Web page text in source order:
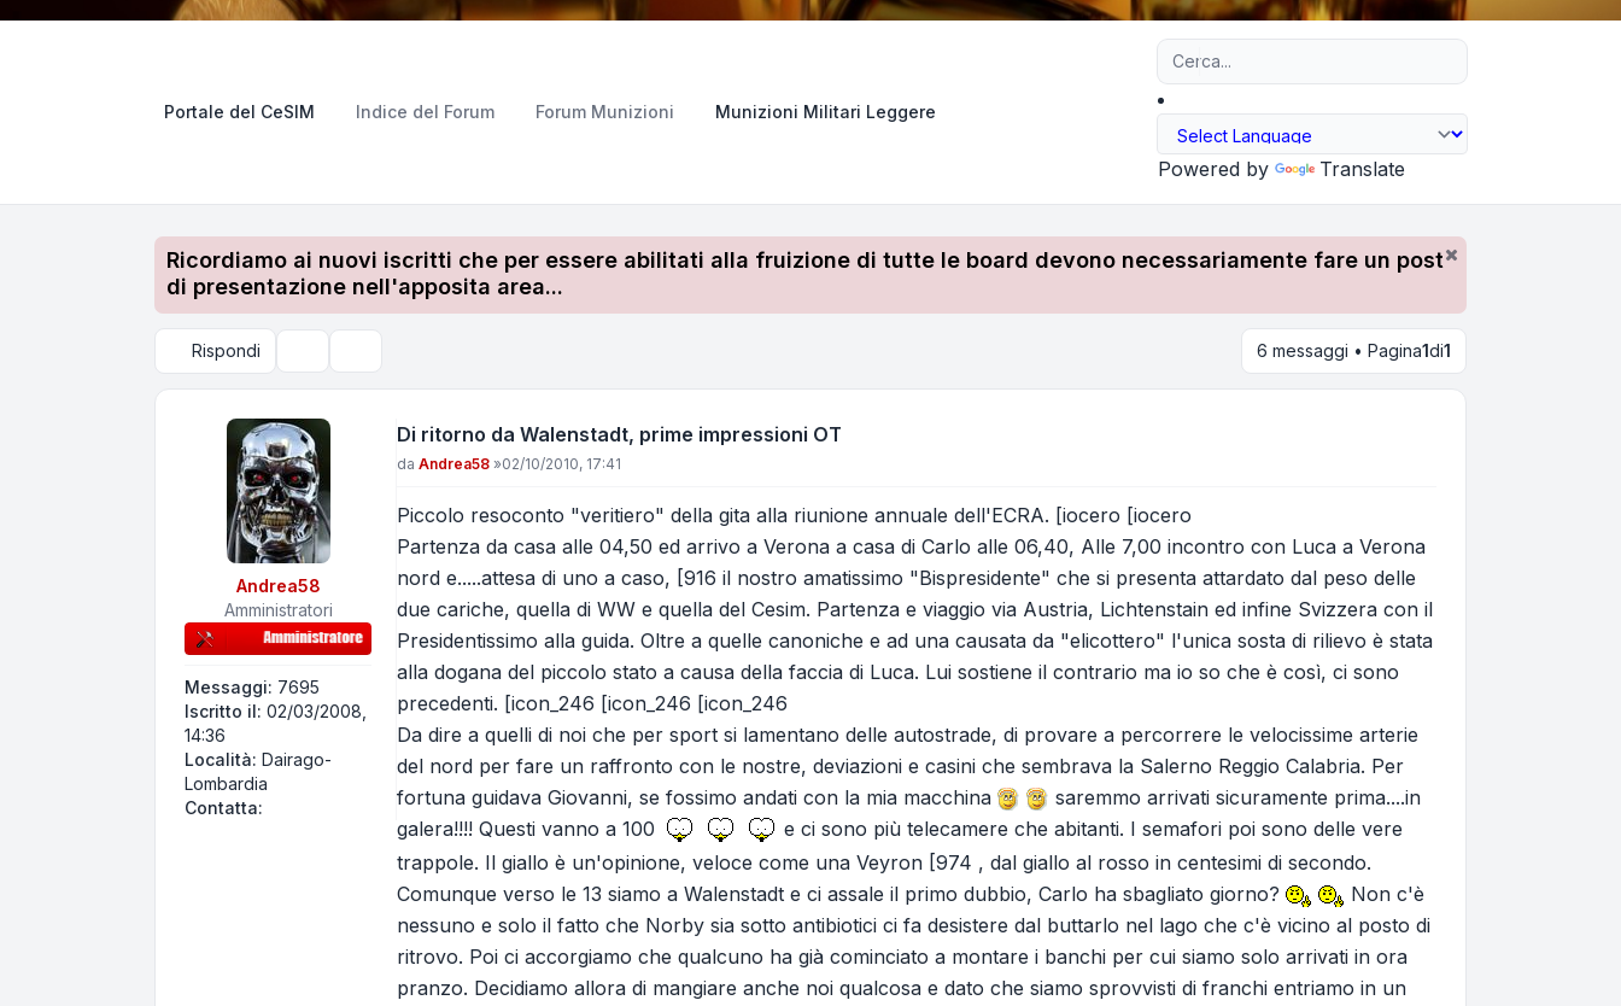
Portale del CeSIM Indice del Forum Forum Munizioni Munizioni Militari Leggere
Powered by Translate
Ricordiamo ai nuovi iscritti che per essere abilitati alla fruizione di tutte le board devono necessariamente fare un post
di presentazione nell'apposita area...
Rispondi 6 messaggi • Pagina1di1
Andrea58
Amministratori
Messaggi: 7695
Iscritto il: 02/03/2008,
14:36
Località: Dairago-
Lombardia
Contatta:
Contatta Andrea58
Di ritorno da Walenstadt, prime impressioni OT
Messaggio
da Andrea58 »02/10/2010, 17:41
Piccolo resoconto "veritiero" della gita alla riunione annuale dell'ECRA. [iocero [iocero
Partenza da casa alle 04,50 ed arrivo a Verona a casa di Carlo alle 06,40, Alle 7,00 incontro con Luca a Verona
nord e.....attesa di uno a caso, [916 il nostro amatissimo "Bispresidente" che si presenta attardato dal peso delle
due cariche, quella di WW e quella del Cesim. Partenza e viaggio via Austria, Lichtenstain ed infine Svizzera con il
Presidentissimo alla guida. Oltre a quelle canoniche e ad una causata da "elicottero" l'unica sosta di rilievo è stata
alla dogana del piccolo stato a causa della faccia di Luca. Lui sostiene il contrario ma io so che è così, ci sono
precedenti. [icon_246 [icon_246 [icon_246
Da dire a quelli di noi che per sport si lamentano delle autostrade, di provare a percorrere le velocissime arterie
del nord per fare un raffronto con le nostre, deviazioni e casini che sembrava la Salerno Reggio Calabria. Per
fortuna guidava Giovanni, se fossimo andati con la mia macchina
saremmo arrivati sicuramente prima....in
galera!!!! Questi vanno a 100
e ci sono più telecamere che abitanti. I semafori poi sono delle vere
trappole. Il giallo è un'opinione, veloce come una Veyron [974 , dal giallo al rosso in centesimi di secondo.
Comunque verso le 13 siamo a Walenstadt e ci assale il primo dubbio, Carlo ha sbagliato giorno?
Non c'è
nessuno e solo il fatto che Norby sia sotto antibiotici ci fa desistere dal buttarlo nel lago che c'è vicino al posto di
ritrovo. Poi ci accorgiamo che qualcuno ha già cominciato a montare i banchi per cui siamo solo arrivati in ora
pranzo. Decidiamo allora di mangiare anche noi qualcosa e dato che siamo sprovvisti di franchi entriamo in un